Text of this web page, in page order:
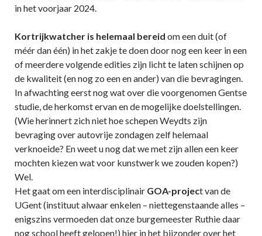
in het voorjaar 2024.
Kortrijkwatcher is helemaal bereid om een duit (of
méér dan één) in het zakje te doen door nog een keer in een
of meerdere volgende edities zijn licht te laten schijnen op
de kwaliteit (en nog zo een en ander) van die bevragingen.
In afwachting eerst nog wat over die voorgenomen Gentse
studie, de herkomst ervan en de mogelijke doelstellingen.
(Wie herinnert zich niet hoe schepen Weydts zijn
bevraging over autovrije zondagen zelf helemaal
verknoeide? En weet u nog dat we met zijn allen een keer
mochten kiezen wat voor kunstwerk we zouden kopen?)
Wel.
Het gaat om een interdisciplinair GOA-project van de
UGent (instituut alwaar enkelen – niettegenstaande alles –
enigszins vermoeden dat onze burgemeester Ruthie daar
nog school heeft gelopen!) hier in het bijzonder over het